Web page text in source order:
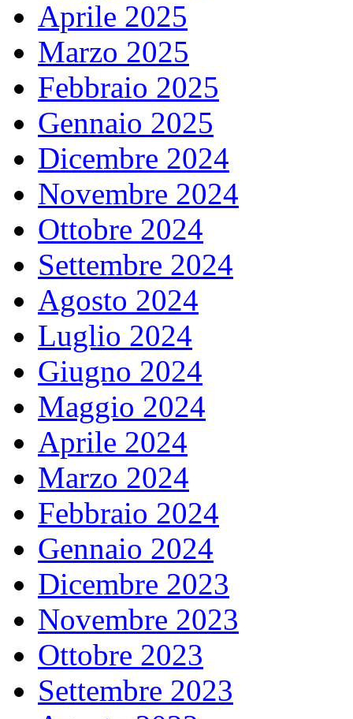
Aprile 2025
Marzo 2025
Febbraio 2025
Gennaio 2025
Dicembre 2024
Novembre 2024
Ottobre 2024
Settembre 2024
Agosto 2024
Luglio 2024
Giugno 2024
Maggio 2024
Aprile 2024
Marzo 2024
Febbraio 2024
Gennaio 2024
Dicembre 2023
Novembre 2023
Ottobre 2023
Settembre 2023